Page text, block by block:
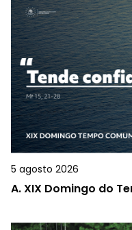
5 agosto 2026
A.XIX Domingo do